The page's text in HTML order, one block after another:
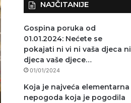
NAJČITANIJE
Gospina poruka od
01.01.2024: Nećete se
pokajati ni vi ni vaša djeca ni
djeca vaše djece…
01/01/2024
Koja je najveća elementarna
nepogoda koja je pogodila